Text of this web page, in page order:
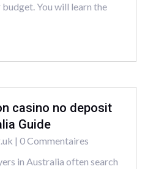
budget. You will learn the
casino no deposit
Guide
| 0 Commentaires
in Australia often search